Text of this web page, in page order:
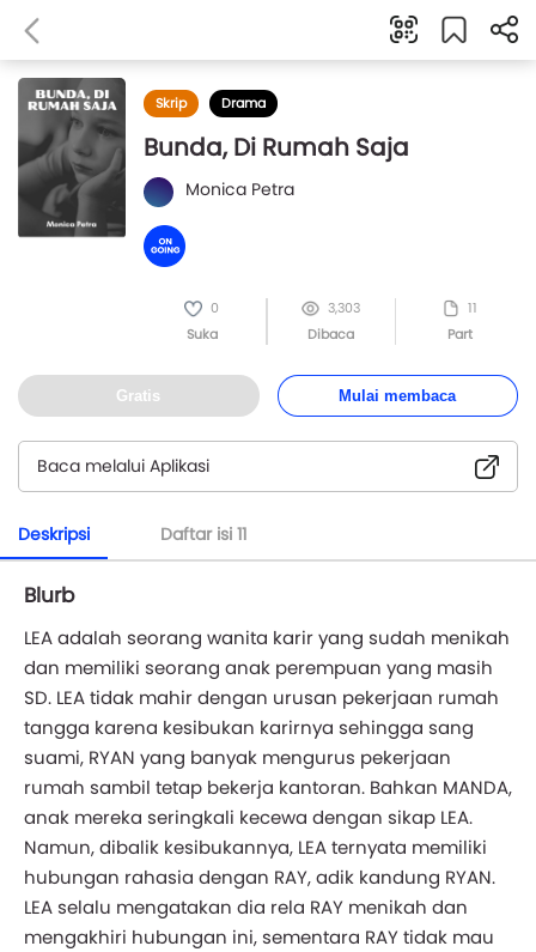
Skrip Drama
Bunda, Di Rumah Saja
Monica Petra
0
Suka
3,303
Dibaca
11
Part
Gratis Mulai membaca
Baca melalui Aplikasi
Deskripsi Daftar isi 11
Blurb
LEA adalah seorang wanita karir yang sudah menikah
dan memiliki seorang anak perempuan yang masih
SD. LEA tidak mahir dengan urusan pekerjaan rumah
tangga karena kesibukan karirnya sehingga sang
suami, RYAN yang banyak mengurus pekerjaan
rumah sambil tetap bekerja kantoran. Bahkan MANDA,
anak mereka seringkali kecewa dengan sikap LEA.
Namun, dibalik kesibukannya, LEA ternyata memiliki
hubungan rahasia dengan RAY, adik kandung RYAN.
LEA selalu mengatakan dia rela RAY menikah dan
mengakhiri hubungan ini, sementara RAY tidak mau